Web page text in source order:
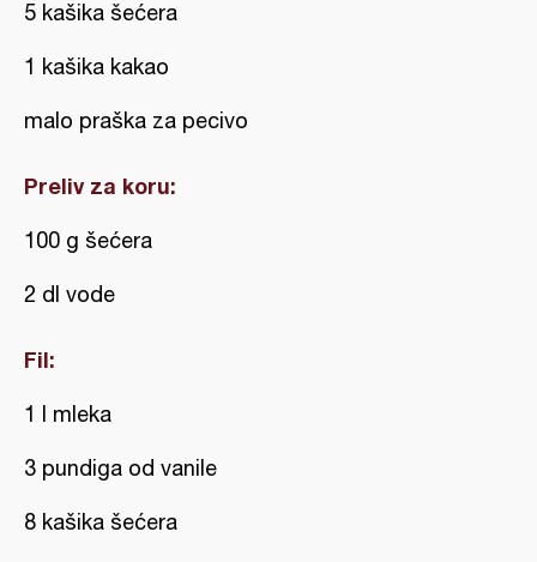
5 kašika šećera
1 kašika kakao
malo praška za pecivo
Preliv za koru:
100 g šećera
2 dl vode
Fil:
1 l mleka
3 pundiga od vanile
8 kašika šećera